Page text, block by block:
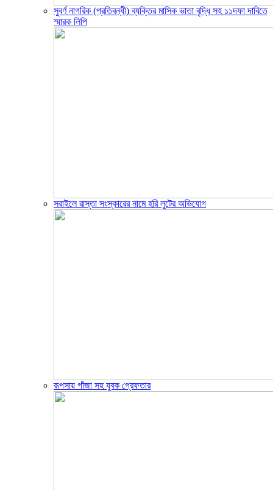
সুবর্ণ নাগরিক (প্রতিবন্ধী) ব্যক্তির মাসিক ভাতা বৃদ্ধি সহ ১১দফা দাবিতে
স্মারক লিপি
সরাইলে রাস্তা সংস্কারের নামে হরি লুটের অভিযোগ
রূপসায় গাঁজা সহ যুবক গ্রেফতার